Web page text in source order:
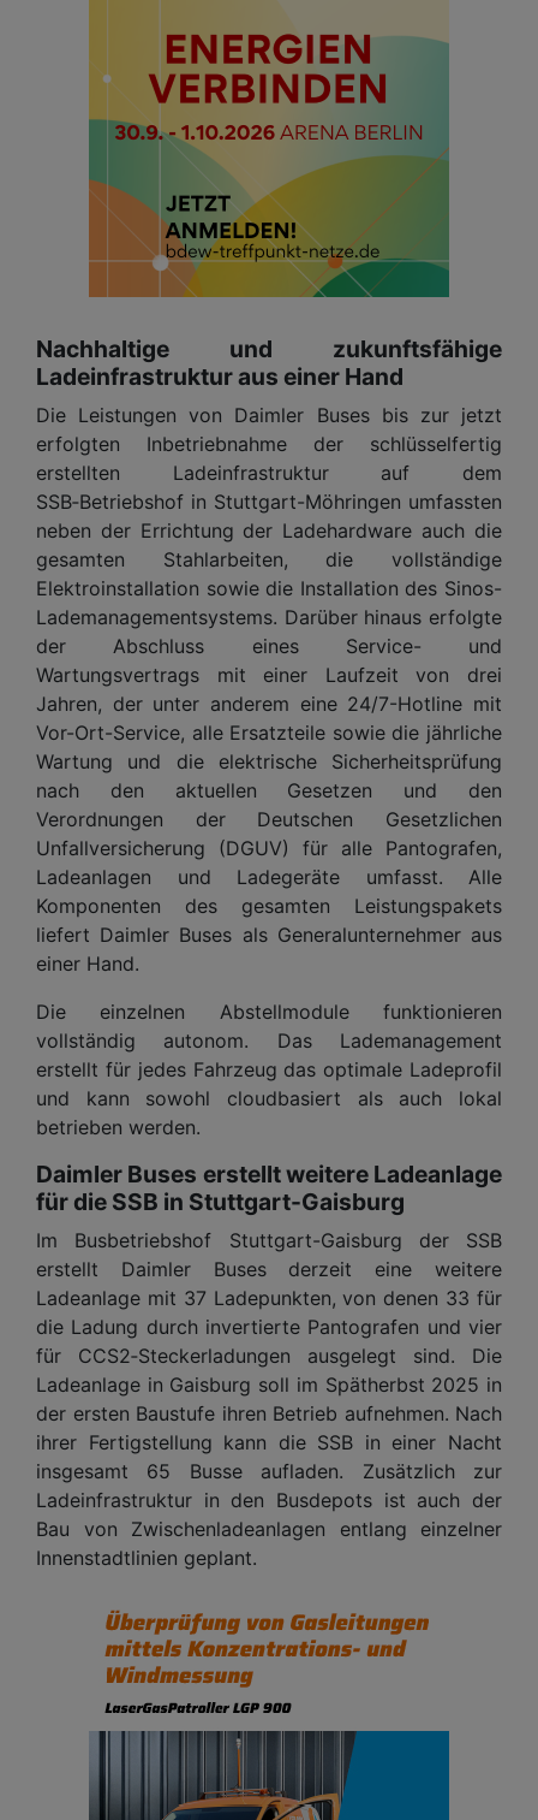
Nachhaltige und zukunftsfähige
Ladeinfrastruktur aus einer Hand
Die Leistungen von Daimler Buses bis zur jetzt
erfolgten Inbetriebnahme der schlüsselfertig
erstellten Ladeinfrastruktur auf dem
SSB‑Betriebshof in Stuttgart-Möhringen umfassten
neben der Errichtung der Ladehardware auch die
gesamten Stahlarbeiten, die vollständige
Elektroinstallation sowie die Installation des Sinos-
Lademanagementsystems. Darüber hinaus erfolgte
der Abschluss eines Service- und
Wartungsvertrags mit einer Laufzeit von drei
Jahren, der unter anderem eine 24/7-Hotline mit
Vor-Ort-Service, alle Ersatzteile sowie die jährliche
Wartung und die elektrische Sicherheitsprüfung
nach den aktuellen Gesetzen und den
Verordnungen der Deutschen Gesetzlichen
Unfallversicherung (DGUV) für alle Pantografen,
Ladeanlagen und Ladegeräte umfasst. Alle
Komponenten des gesamten Leistungspakets
liefert Daimler Buses als Generalunternehmer aus
einer Hand.
Die einzelnen Abstellmodule funktionieren
vollständig autonom. Das Lademanagement
erstellt für jedes Fahrzeug das optimale Ladeprofil
und kann sowohl cloudbasiert als auch lokal
betrieben werden.
Daimler Buses erstellt weitere Ladeanlage
für die SSB in Stuttgart-Gaisburg
Im Busbetriebshof Stuttgart-Gaisburg der SSB
erstellt Daimler Buses derzeit eine weitere
Ladeanlage mit 37 Ladepunkten, von denen 33 für
die Ladung durch invertierte Pantografen und vier
für CCS2‑Steckerladungen ausgelegt sind. Die
Ladeanlage in Gaisburg soll im Spätherbst 2025 in
der ersten Baustufe ihren Betrieb aufnehmen. Nach
ihrer Fertigstellung kann die SSB in einer Nacht
insgesamt 65 Busse aufladen. Zusätzlich zur
Ladeinfrastruktur in den Busdepots ist auch der
Bau von Zwischenladeanlagen entlang einzelner
Innenstadtlinien geplant.